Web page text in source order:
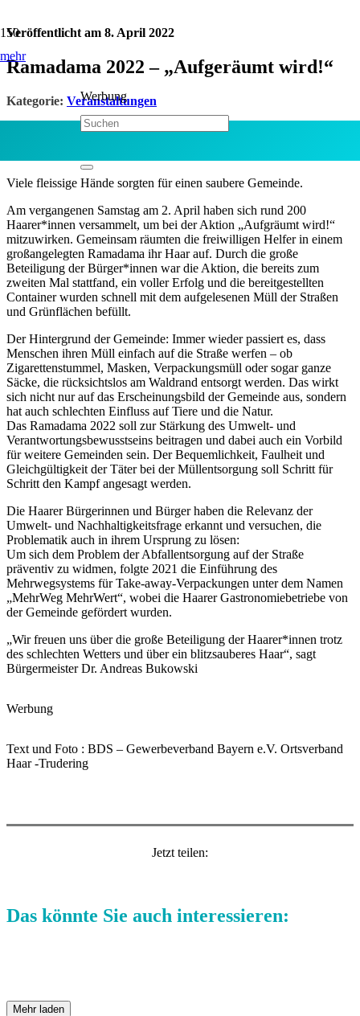
mehr
Werbung
Veröffentlicht am 8. April 2022
Ramadama 2022 – „Aufgeräumt wird!“
Kategorie: Veranstaltungen
Viele fleissige Hände sorgten für einen saubere Gemeinde.
Am vergangenen Samstag am 2. April haben sich rund 200
Haarer*innen versammelt, um bei der Aktion „Aufgräumt wird!“
mitzuwirken. Gemeinsam räumten die freiwilligen Helfer in einem
großangelegten Ramadama ihr Haar auf. Durch die große
Beteiligung der Bürger*innen war die Aktion, die bereits zum
zweiten Mal stattfand, ein voller Erfolg und die bereitgestellten
Container wurden schnell mit dem aufgelesenen Müll der Straßen
und Grünflächen befüllt.
Der Hintergrund der Gemeinde: Immer wieder passiert es, dass
Menschen ihren Müll einfach auf die Straße werfen – ob
Zigarettenstummel, Masken, Verpackungsmüll oder sogar ganze
Säcke, die rücksichtslos am Waldrand entsorgt werden. Das wirkt
sich nicht nur auf das Erscheinungsbild der Gemeinde aus, sondern
hat auch schlechten Einfluss auf Tiere und die Natur.
Das Ramadama 2022 soll zur Stärkung des Umwelt- und
Verantwortungsbewusstseins beitragen und dabei auch ein Vorbild
für weitere Gemeinden sein. Der Bequemlichkeit, Faulheit und
Gleichgültigkeit der Täter bei der Müllentsorgung soll Schritt für
Schritt den Kampf angesagt werden.
Die Haarer Bürgerinnen und Bürger haben die Relevanz der
Umwelt- und Nachhaltigkeitsfrage erkannt und versuchen, die
Problematik auch in ihrem Ursprung zu lösen:
Um sich dem Problem der Abfallentsorgung auf der Straße
präventiv zu widmen, folgte 2021 die Einführung des
Mehrwegsystems für Take-away-Verpackungen unter dem Namen
„MehrWeg MehrWert“, wobei die Haarer Gastronomiebetriebe von
der Gemeinde gefördert wurden.
„Wir freuen uns über die große Beteiligung der Haarer*innen trotz
des schlechten Wetters und über ein blitzsauberes Haar“, sagt
Bürgermeister Dr. Andreas Bukowski
Werbung
Text und Foto : BDS – Gewerbeverband Bayern e.V. Ortsverband
Haar -Trudering
Jetzt teilen:
Das könnte Sie auch interessieren:
Mehr laden